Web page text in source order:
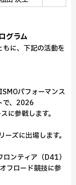
グラム
に、下記の活動を
パフォーマンス
で、2026
に参戦します。
ズに出場します。
ンティア（D41）
フロード競技に参